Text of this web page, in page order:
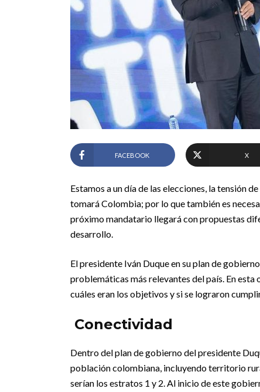
FACEBOOK X
Estamos a un día de las elecciones, la tensión
tomará Colombia; por lo que también es
próximo mandatario llegará con propuestas
desarrollo.
El presidente Iván Duque en su plan de
problemáticas más relevantes del país. En
cuáles eran los objetivos y si se lograron
Conectividad
Dentro del plan de gobierno del presidente
población colombiana, incluyendo territorio
serían los estratos 1 y 2. Al inicio de este